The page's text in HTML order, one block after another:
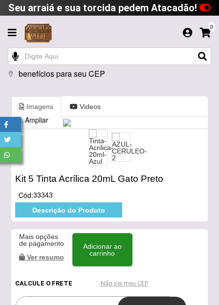
Seu arraiá e sua torcida pedem Atacadão!
0
benefícios para seu CEP
Imagens Videos
Ampliar
Kit 5 Tinta Acrílica 20mL Gato Preto
Cód:33343
Descrição do Produto
Mais opções
de pagamento
Ver resumo
Adicionar ao
carrinho